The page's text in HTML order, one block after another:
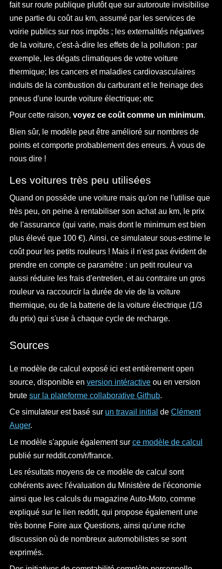
fait sur route publique plutôt que sur autoroute invisibilise
une partie du coût au km, assumé par les services de
voirie publics sur nos impôts ; les externalités négatives
de la voiture, c'est-à-dire les effets de la pollution : par
exemple, les dégats climatiques de votre voiture
thermique; les cancers et maladies cardiovasculaires
induits de la combustion du carburant et le freinage des
pneus d'une lourde voiture électrique; etc
Pour cette raison,voyez ce coût comme un minimum.
Bien sûr, le modèle peut être amélioré sur nombres de
points et comporte probablement des erreurs. À vous de
nous dire !
Les voitures très peu utilisées
Quand on possède une voiture mais qu'on ne l'utilise que
très peu, on peine à rentabiliser son achat au km, le prix
de l'assurance (qui varie, mais dont le minimum est bien
plus élevé que 100 €). Ainsi, ce simulateur sous-estime le
coût pour les petits rouleurs ! Mais il n'est pas évident de
prendre en compte ce paramètre : un petit rouleur va
aussi réduire les frais d'entretien, et au contraire un gros
rouleur va raccourcir la durée de vie de la voiture
thermique, ou de la batterie de la voiture électrique (1/3
du prix) qui s'use à chaque cycle de recharge.
Sources
Le modèle de calcul exposé ici est entièrement open
source, disponible enversion intéractive ou en version
brutesur la plateforme collaborative Github.
Ce simulateur est basé sur un travail initial deClément
Auger.
Le modèle s'appuie également surce modèle de calcul
publié sur reddit.com/r/france.
Les résultats moyens de ce modèle de calcul sont
cohérents avec l'évaluation du Ministère de l'économie
ainsi que les calculs du magazine Auto-Moto, comme
expliqué sur le lien reddit, qui propose également une
très bonne Foire aux Questions, ainsi qu'une riche
discussion où de nombreux automobilistes se sont
exprimés.